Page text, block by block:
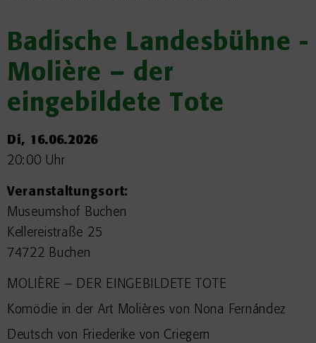
Badische Landesbühne -
Molière – der
eingebildete Tote
Di, 16.06.2026
20:00 Uhr
Veranstaltungsort:
Museumshof Buchen
Kellereistraße 25
74722 Buchen
MOLIÈRE – DER EINGEBILDETE TOTE
Komödie in der Art Molières von Nona Fernández
Deutsch von Friederike von Criegern